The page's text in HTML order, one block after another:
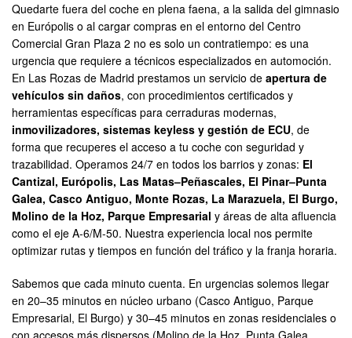
Quedarte fuera del coche en plena faena, a la salida del gimnasio
en Európolis o al cargar compras en el entorno del Centro
Comercial Gran Plaza 2 no es solo un contratiempo: es una
urgencia que requiere a técnicos especializados en automoción.
En Las Rozas de Madrid prestamos un servicio de apertura de
vehículos sin daños, con procedimientos certificados y
herramientas específicas para cerraduras modernas,
inmovilizadores, sistemas keyless y gestión de ECU, de
forma que recuperes el acceso a tu coche con seguridad y
trazabilidad. Operamos 24/7 en todos los barrios y zonas: El
Cantizal, Európolis, Las Matas–Peñascales, El Pinar–Punta
Galea, Casco Antiguo, Monte Rozas, La Marazuela, El Burgo,
Molino de la Hoz, Parque Empresarial y áreas de alta afluencia
como el eje A-6/M-50. Nuestra experiencia local nos permite
optimizar rutas y tiempos en función del tráfico y la franja horaria.
Sabemos que cada minuto cuenta. En urgencias solemos llegar
en 20–35 minutos en núcleo urbano (Casco Antiguo, Parque
Empresarial, El Burgo) y 30–45 minutos en zonas residenciales o